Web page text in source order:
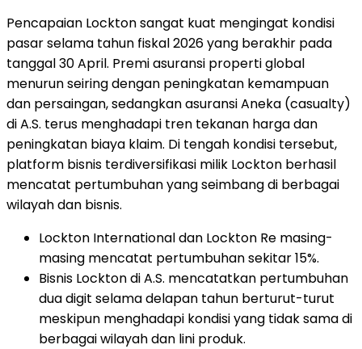
Pencapaian Lockton sangat kuat mengingat kondisi
pasar selama tahun fiskal 2026 yang berakhir pada
tanggal 30 April. Premi asuransi properti global
menurun seiring dengan peningkatan kemampuan
dan persaingan, sedangkan asuransi Aneka (casualty)
di A.S. terus menghadapi tren tekanan harga dan
peningkatan biaya klaim. Di tengah kondisi tersebut,
platform bisnis terdiversifikasi milik Lockton berhasil
mencatat pertumbuhan yang seimbang di berbagai
wilayah dan bisnis.
Lockton International dan Lockton Re masing-
masing mencatat pertumbuhan sekitar 15%.
Bisnis Lockton di A.S. mencatatkan pertumbuhan
dua digit selama delapan tahun berturut-turut
meskipun menghadapi kondisi yang tidak sama di
berbagai wilayah dan lini produk.